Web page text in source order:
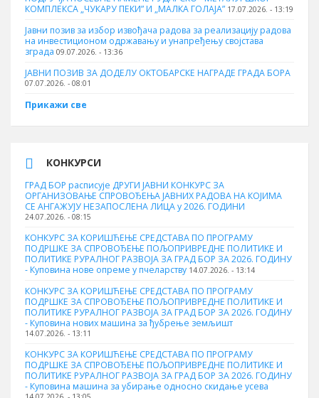
КОМПЛЕКСА „ЧУКАРУ ПЕКИ” И „МАЛКА ГОЛАЈА” 17.07.2026. - 13:19
Јавни позив за избор извођача радова за реализацију радова
на инвестиционом одржавању и унапређењу својстава
зграда 09.07.2026. - 13:36
ЈАВНИ ПОЗИВ ЗА ДОДЕЛУ ОКТOБАРСКЕ НАГРАДЕ ГРАДА БОРА
07.07.2026. - 08:01
Прикажи све
КОНКУРСИ
ГРАД БОР расписује ДРУГИ ЈАВНИ КОНКУРС ЗА
ОРГАНИЗОВАЊЕ СПРОВОЂЕЊА ЈАВНИХ РАДОВА НА КОЈИМА
СЕ АНГАЖУЈУ НЕЗАПОСЛЕНА ЛИЦА у 2026. ГОДИНИ
24.07.2026. - 08:15
КОНКУРС ЗА КОРИШЋЕЊЕ СРЕДСТАВА ПО ПРОГРАМУ
ПОДРШКЕ ЗА СПРОВОЂЕЊЕ ПОЉОПРИВРЕДНЕ ПОЛИТИКЕ И
ПОЛИТИКЕ РУРАЛНОГ РАЗВОЈА ЗА ГРАД БОР ЗА 2026. ГОДИНУ
- Куповина нове опреме у пчеларству 14.07.2026. - 13:14
КОНКУРС ЗА КОРИШЋЕЊЕ СРЕДСТАВА ПО ПРОГРАМУ
ПОДРШКЕ ЗА СПРОВОЂЕЊЕ ПОЉОПРИВРЕДНЕ ПОЛИТИКЕ И
ПОЛИТИКЕ РУРАЛНОГ РАЗВОЈА ЗА ГРАД БОР ЗА 2026. ГОДИНУ
- Куповина нових машина за ђубрење земљишт
14.07.2026. - 13:11
КОНКУРС ЗА КОРИШЋЕЊЕ СРЕДСТАВА ПО ПРОГРАМУ
ПОДРШКЕ ЗА СПРОВОЂЕЊЕ ПОЉОПРИВРЕДНЕ ПОЛИТИКЕ И
ПОЛИТИКЕ РУРАЛНОГ РАЗВОЈА ЗА ГРАД БОР ЗА 2026. ГОДИНУ
- Куповинa машина за убирање односно скидање усева